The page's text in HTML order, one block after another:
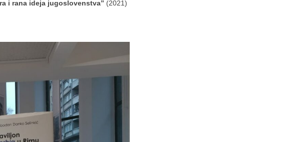
i rana ideja jugoslovenstva” (2021)